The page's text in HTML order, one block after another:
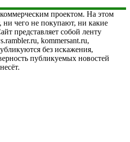
проектом. На этом
ни чего не покупают, ни какие
представляет собой ленту
kommersant.ru,
без искажения,
публикуемых новостей